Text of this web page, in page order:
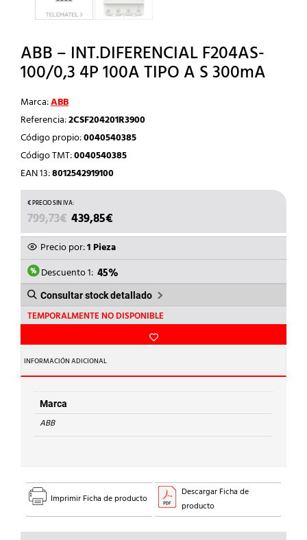
ABB – INT.DIFERENCIAL F204AS-
100/0,3 4P 100A TIPO A S 300mA
Marca:ABB
Referencia:2CSF204201R3900
Código propio:0040540385
Código TMT:0040540385
EAN 13:8012542919100
799,73€ EL
PRECIO
ORIGINAL
ERA:
799,73€.
439,85€
PRECIO
ACTUAL
ES:
439,85€.
Precio por:1 Pieza
Descuento 1: 45%
Consultar stock detallado
TEMPORALMENTE NO DISPONIBLE
INFORMACIÓN ADICIONAL
Marca
ABB
Imprimir Ficha de producto
Descargar Ficha de
producto